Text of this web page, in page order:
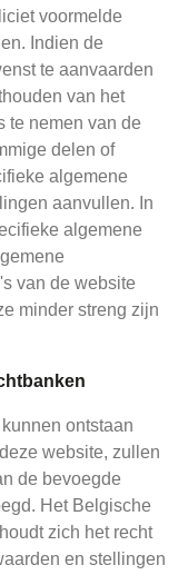
voormelde
Indien de
te aanvaarden
van het
te nemen van de
delen of
algemene
aanvullen. In
algemene
van de website
minder streng zijn
ontstaan
website, zullen
de bevoegde
Het Belgische
zich het recht
en stellingen